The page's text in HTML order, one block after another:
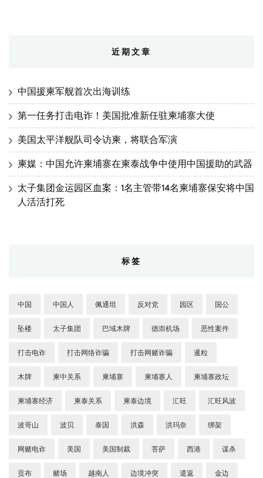
近期文章
中国援柬军舰首次出海训练
第一任务打击电诈！美国批准新任驻柬埔寨大使
美国太平洋舰队司令访柬，将联合军演
柬媒：中国允许柬埔寨在柬泰战争中使用中国援助的武器
太子集团金运园区血案：1名主管带14名柬埔寨保安将中国
人活活打死
标签
中国 中国人 佩通坦 反对党 园区 国公
坠楼 太子集团 巴域木牌 德崇机场 恶性案件
打击电诈 打击网络诈骗 打击网赌诈骗 暹粒
木牌 柬中关系 柬埔寨 柬埔寨人 柬埔寨政坛
柬埔寨经济 柬泰关系 柬泰边境 汇旺 汇旺风波
波哥山 波贝 泰国 洪森 洪玛奈 绑架
网赌电诈 美国 美国制裁 菩萨 西港 谋杀
贡布 赌场 越南人 边境冲突 遣返 金边